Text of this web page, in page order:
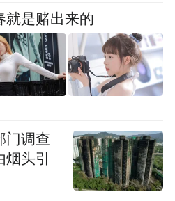
就是赌出来的
门调查
头引